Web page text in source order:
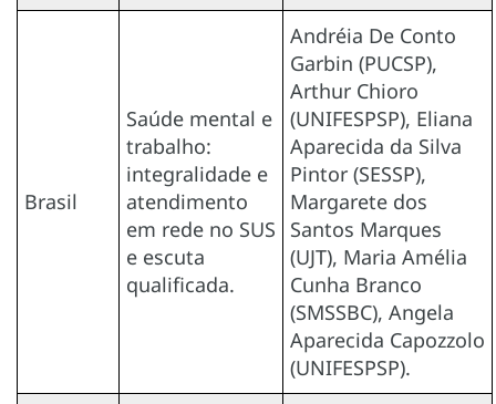
Brasil
Saúde mental e
trabalho:
integralidade e
atendimento
em rede no SUS
e escuta
qualificada.
Andréia De Conto
Garbin (PUCSP),
Arthur Chioro
(UNIFESPSP), Eliana
Aparecida da Silva
Pintor (SESSP),
Margarete dos
Santos Marques
(UJT), Maria Amélia
Cunha Branco
(SMSSBC), Angela
Aparecida Capozzolo
(UNIFESPSP).